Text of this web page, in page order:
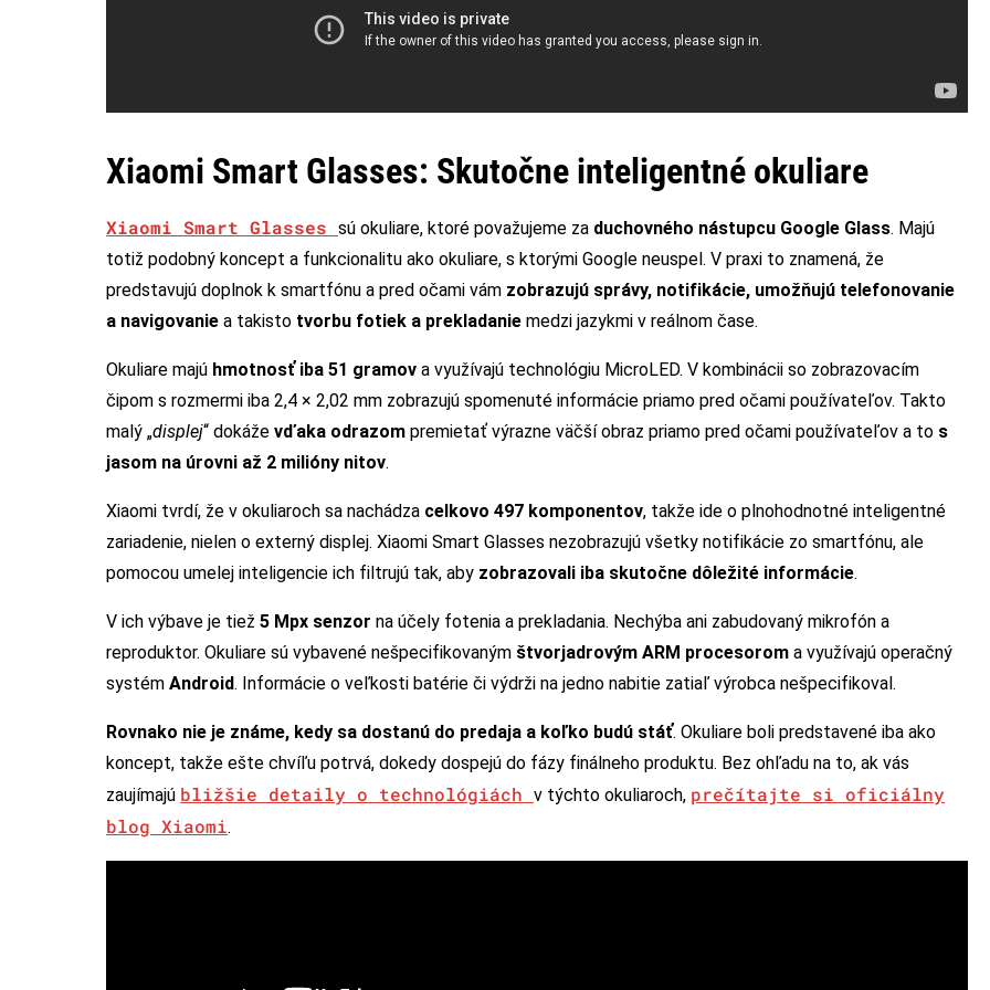
Xiaomi Smart Glasses: Skutočne inteligentné okuliare
Xiaomi Smart Glasses sú okuliare, ktoré považujeme za duchovného nástupcu Google Glass. Majú
totiž podobný koncept a funkcionalitu ako okuliare, s ktorými Google neuspel. V praxi to znamená, že
predstavujú doplnok k smartfónu a pred očami vám zobrazujú správy, notifikácie, umožňujú telefonovanie
a navigovanie a takisto tvorbu fotiek a prekladanie medzi jazykmi v reálnom čase.
Okuliare majú hmotnosť iba 51 gramov a využívajú technológiu MicroLED. V kombinácii so zobrazovacím
čipom s rozmermi iba 2,4 × 2,02 mm zobrazujú spomenuté informácie priamo pred očami používateľov. Takto
malý „displej“ dokáže vďaka odrazom premietať výrazne väčší obraz priamo pred očami používateľov a to s
jasom na úrovni až 2 milióny nitov.
Xiaomi tvrdí, že v okuliaroch sa nachádza celkovo 497 komponentov, takže ide o plnohodnotné inteligentné
zariadenie, nielen o externý displej. Xiaomi Smart Glasses nezobrazujú všetky notifikácie zo smartfónu, ale
pomocou umelej inteligencie ich filtrujú tak, aby zobrazovali iba skutočne dôležité informácie.
V ich výbave je tiež 5 Mpx senzor na účely fotenia a prekladania. Nechýba ani zabudovaný mikrofón a
reproduktor. Okuliare sú vybavené nešpecifikovaným štvorjadrovým ARM procesorom a využívajú operačný
systém Android. Informácie o veľkosti batérie či výdrži na jedno nabitie zatiaľ výrobca nešpecifikoval.
Rovnako nie je známe, kedy sa dostanú do predaja a koľko budú stáť. Okuliare boli predstavené iba ako
koncept, takže ešte chvíľu potrvá, dokedy dospejú do fázy finálneho produktu. Bez ohľadu na to, ak vás
zaujímajú bližšie detaily o technológiách v týchto okuliaroch, prečítajte si oficiálny
blog Xiaomi.